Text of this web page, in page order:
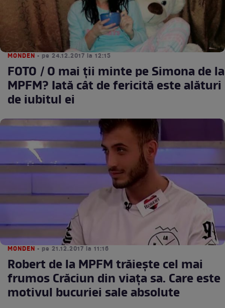
MONDEN • pe 24.12.2017 la 12:15
FOTO / O mai ții minte pe Simona de la
MPFM? Iată cât de fericită este alături
de iubitul ei
MONDEN • pe 21.12.2017 la 11:16
Robert de la MPFM trăieşte cel mai
frumos Crăciun din viaţa sa. Care este
motivul bucuriei sale absolute